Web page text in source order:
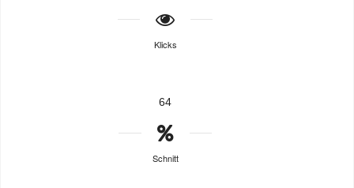
Klicks
64
Schnitt